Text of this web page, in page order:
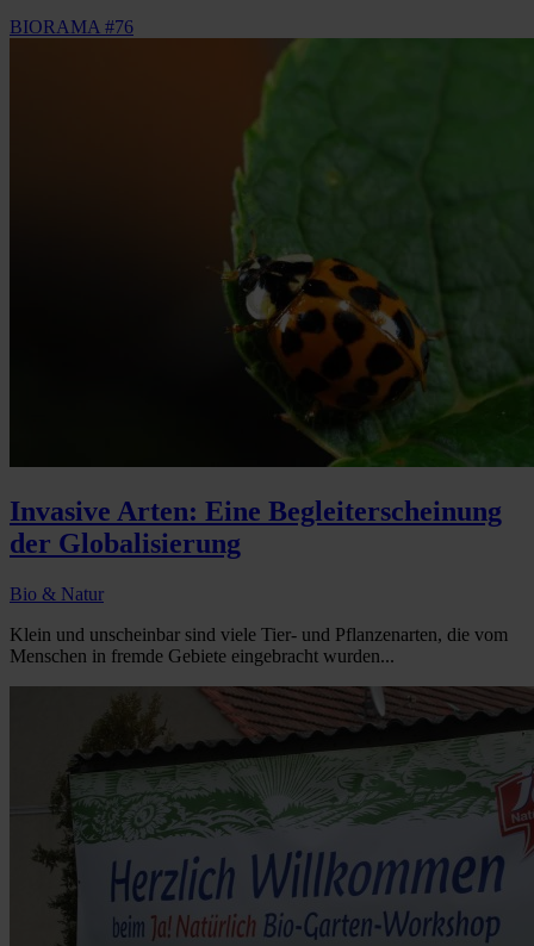
BIORAMA #76
Invasive Arten: Eine Begleiterscheinung
der Globalisierung
Bio & Natur
Klein und unscheinbar sind viele Tier- und Pflanzenarten, die vom
Menschen in fremde Gebiete eingebracht wurden...